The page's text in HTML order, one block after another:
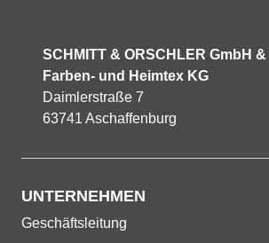
SCHMITT & ORSCHLER GmbH
Farben- und Heimtex KG
Daimlerstraße 7
63741 Aschaffenburg
UNTERNEHMEN
Navigation
Geschäftsleitung